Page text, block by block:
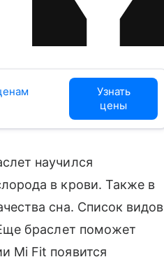
Узнать
цены
научился
в крови. Также в
сна. Список видов
браслет поможет
Mi Fit появится